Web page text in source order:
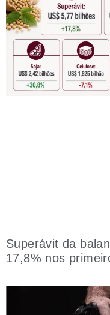
Superávit da
17,8% nos